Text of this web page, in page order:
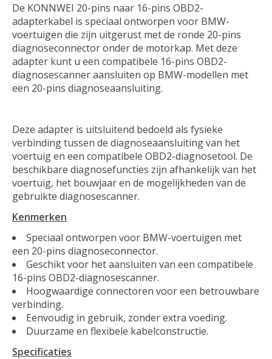
De KONNWEI 20-pins naar 16-pins OBD2-
adapterkabel is speciaal ontworpen voor BMW-
voertuigen die zijn uitgerust met de ronde 20-pins
diagnoseconnector onder de motorkap. Met deze
adapter kunt u een compatibele 16-pins OBD2-
diagnosescanner aansluiten op BMW-modellen met
een 20-pins diagnoseaansluiting.
Deze adapter is uitsluitend bedoeld als fysieke
verbinding tussen de diagnoseaansluiting van het
voertuig en een compatibele OBD2-diagnosetool. De
beschikbare diagnosefuncties zijn afhankelijk van het
voertuig, het bouwjaar en de mogelijkheden van de
gebruikte diagnosescanner.
Kenmerken
Speciaal ontworpen voor BMW-voertuigen met
een 20-pins diagnoseconnector.
Geschikt voor het aansluiten van een compatibele
16-pins OBD2-diagnosescanner.
Hoogwaardige connectoren voor een betrouwbare
verbinding.
Eenvoudig in gebruik, zonder extra voeding.
Duurzame en flexibele kabelconstructie.
Specificaties